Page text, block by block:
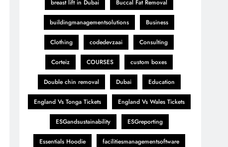
breast lift in Dubai Buccal Fat Removal
buildingmanagementsolutions Business
Clothing codedevzaai Consulting
Corteiz COURSES custom boxes
Double chin removal Dubai Education
England Vs Tonga Tickets England Vs Wales Tickets
ESGandsustainability ESGreporting
Essentials Hoodie facilitiesmanagementsoftware